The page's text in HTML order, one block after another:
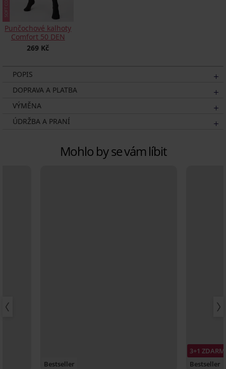
Punčochové kalhoty
Comfort 50 DEN
269 Kč
POPIS
DOPRAVA A PLATBA
VÝMĚNA
ÚDRŽBA A PRANÍ
Mohlo by se vám líbit
Bestseller
3+1
Bestseller